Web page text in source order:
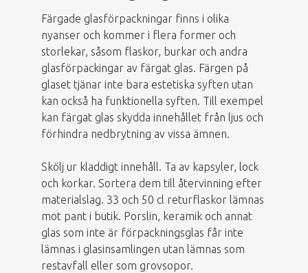
Anläggningar
Sortering
Kundservice
Färgade glasförpackningar finns i olika
nyanser och kommer i flera former och
storlekar, såsom flaskor, burkar och andra
glasförpackingar av färgat glas. Färgen på
glaset tjänar inte bara estetiska syften utan
kan också ha funktionella syften. Till exempel
kan färgat glas skydda innehållet från ljus och
förhindra nedbrytning av vissa ämnen.
Skölj ur kladdigt innehåll. Ta av kapsyler, lock
och korkar. Sortera dem till återvinning efter
materialslag. 33 och 50 cl returflaskor lämnas
mot pant i butik. Porslin, keramik och annat
glas som inte är förpackningsglas får inte
lämnas i glasinsamlingen utan lämnas som
restavfall eller som grovsopor.